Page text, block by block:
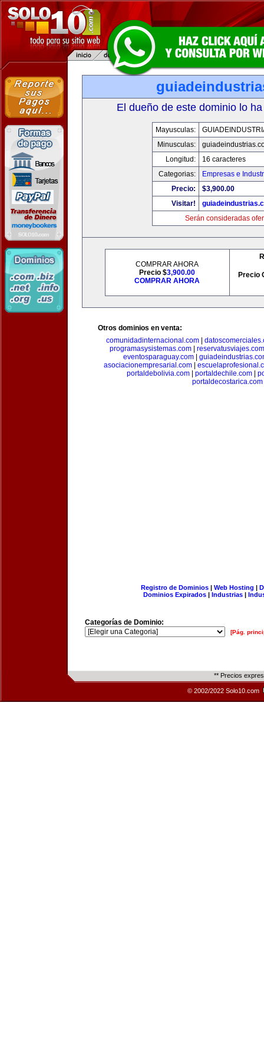
El dueño de este dominio lo
Mayusculas:
Minusculas:
Longitud:
16 caracteres
Categorias:
Empresas e
Precio:
$3,900.00
Visitar!
Serán consideradas
COMPRAR AHORA
Precio $3,900.00
COMPRAR AHORA
Precio
Otros dominios en venta:
comunidadinternacional.com
programasysistemas.com
reservatusviajes.com
eventosparaguay.com
asociacionempresarial.com|
portaldebolivia.com| portaldechile.com|
portaldecostarica.com
Registro de Dominios| Web Hosting |
Dominios Expirados | Industrias |
Categorías de Dominio:
[Pág.
** Precios
© 2002/2022 Solo10.com